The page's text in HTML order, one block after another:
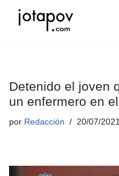
Detenido el joven
un enfermero en
por Redacción 20/07/2021